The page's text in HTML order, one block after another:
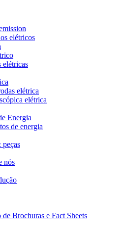
elétricos
elétricas
elétrica
elétrica
Energia
de energia
peças
nós
de Brochuras e Fact Sheets